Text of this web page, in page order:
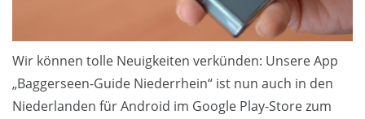
Wir können tolle Neuigkeiten verkünden: Unsere App
„Baggerseen-Guide Niederrhein“ ist nun auch in den
Niederlanden für Android im Google Play-Store zum